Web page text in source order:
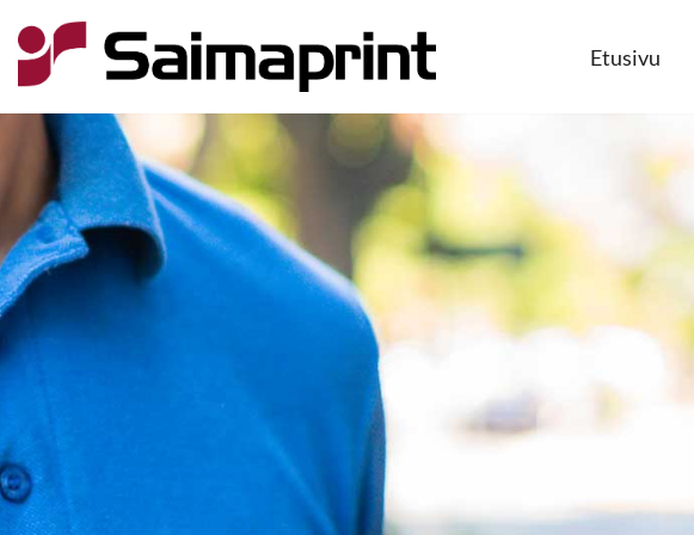
Siirry
sisältöön
Etusivu